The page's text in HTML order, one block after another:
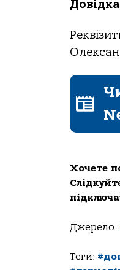
Хочете
Джерело:
Теги: